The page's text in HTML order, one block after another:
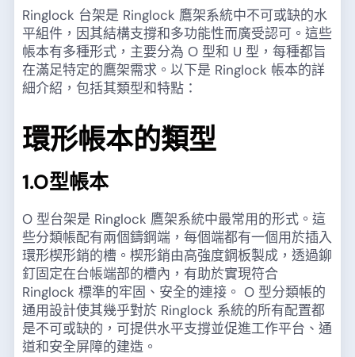
Ringlock 台架是 Ringlock 鷹架系統中不可或缺的水
平組件，因其結構支撐和多功能性而廣受認可。這些
帳本有多種形式，主要分為 O 型和 U 型，每種都旨
在滿足特定的鷹架需求。以下是 Ringlock 帳本的詳
細介紹，包括其類型和特點：
環形帳本的類型
1.O型帳本
O 型台架是 Ringlock 鷹架系統中最常用的形式。這
些分類帳配有兩個鑄鋼端，每個端都有一個用於插入
環形楔形銷的槽。楔形銷由高強度鋼板製成，透過鉚
釘固定在台帳端部的槽內，有助於實現符合
Ringlock 標準的牢固、安全的連接。 O 型分類帳的
通用設計使其幾乎對於 Ringlock 系統的所有配置都
是不可或缺的，可提供水平支撐並促進工作平台、通
道和安全屏障的建造。